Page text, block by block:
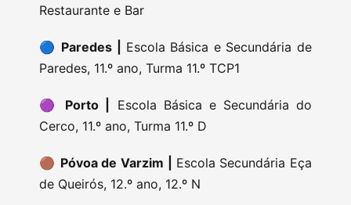
Restaurante e Bar
🔵 Paredes | Escola Básica e Secundária de
Paredes, 11.º ano, Turma 11.º TCP1
🟣 Porto |
Escola Básica e Secundária do
Cerco, 11.º ano, Turma 11.º D
🟤 Póvoa de Varzim | Escola Secundária Eça
de Queirós, 12.º ano, 12.º N